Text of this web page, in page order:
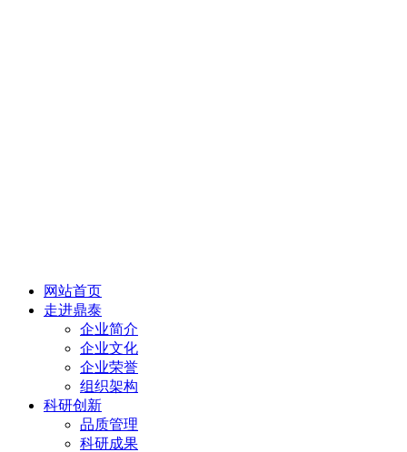
网站首页
走进鼎泰
企业简介
企业文化
企业荣誉
组织架构
科研创新
品质管理
科研成果